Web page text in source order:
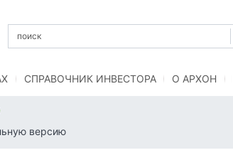
СПРАВОЧНИК ИНВЕСТОРА O АРХОН
версию